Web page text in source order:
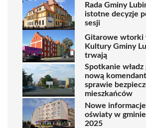
Rada Gminy
istotne decyzje
sesji
Gitarowe wtorki
Kultury Gminy
trwają
Spotkanie władz
nową
sprawie
mieszkańców
Nowe
oświaty w
2025